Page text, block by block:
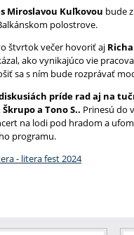
s Miroslavou Kuľkovou bude
polostrove.
štvrtok večer hovoriť aj
ako vynikajúco vie
sa s ním bude rozprávať
príde rad aj na
a Tono S.. Prinesú do
na lodi pod hradom a
programu.
- litera fest 2024